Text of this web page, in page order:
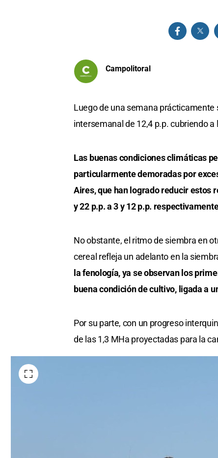
Campolitoral
Luego de una semana prácticamente
intersemanal de 12,4 p.p. cubriendo
Las buenas condiciones climáticas
particularmente demoradas por
Aires, que han logrado reducir estos
y 22 p.p. a 3 y 12 p.p.
No obstante, el ritmo de siembra en
cereal refleja un adelanto en la
la fenología, ya se observan los
buena condición de cultivo, ligada a
Por su parte, con un progreso
de las 1,3 MHa proyectadas para la